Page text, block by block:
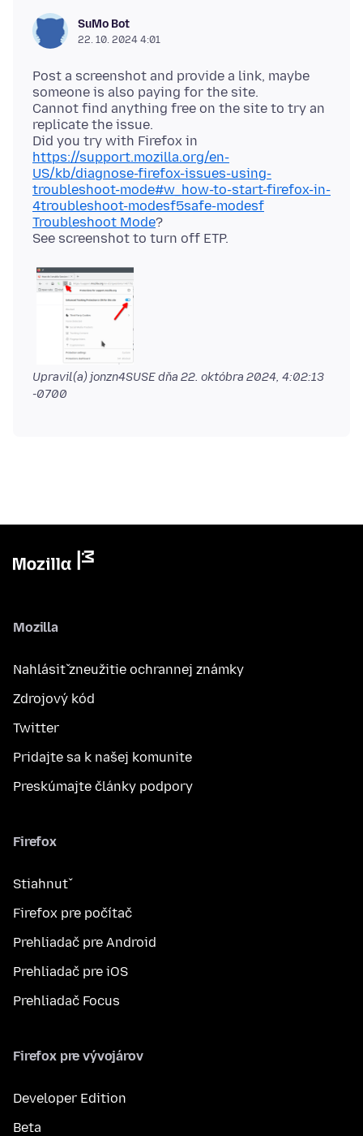
SuMo Bot
22. 10. 2024 4:01
Post a screenshot and provide a link, maybe
someone is also paying for the site.
Cannot find anything free on the site to try an
replicate the issue.
Did you try with Firefox in
https://support.mozilla.org/en-
US/kb/diagnose-firefox-issues-using-
troubleshoot-mode#w_how-to-start-firefox-in-
4troubleshoot-modesf5safe-modesf
Troubleshoot Mode?
Upravil(a) jonzn4SUSE dňa 22. októbra 2024, 4:02:13
-0700
Mozilla
Nahlásiť zneužitie ochrannej známky
Zdrojový kód
Twitter
Pridajte sa k našej komunite
Preskúmajte články podpory
Firefox
Stiahnuť
Firefox pre počítač
Prehliadač pre Android
Prehliadač pre iOS
Prehliadač Focus
Firefox pre vývojárov
Developer Edition
Beta